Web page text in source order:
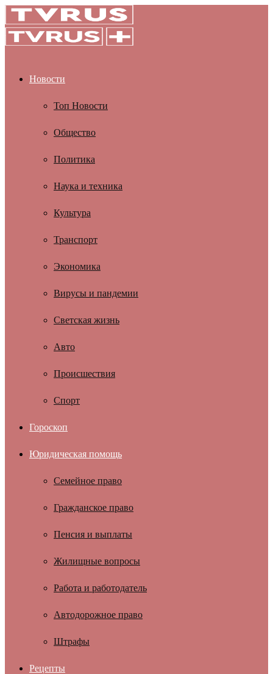
Новости
Топ Новости
Общество
Политика
Наука и техника
Культура
Транспорт
Экономика
Вирусы и пандемии
Светская жизнь
Авто
Происшествия
Спорт
Гороскоп
Юридическая помощь
Семейное право
Гражданское право
Пенсия и выплаты
Жилищные вопросы
Работа и работодатель
Автодорожное право
Штрафы
Рецепты